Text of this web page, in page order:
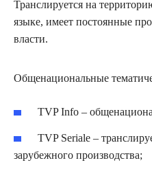
Транслируется на
языке, имеет постоянные
власти.
Общенациональные
TVP Info –
TVP Seriale –
зарубежного производства;